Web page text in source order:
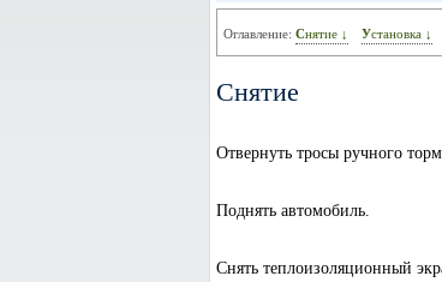
Оглавление: Снятие ↓ Установка ↓
Снятие
Отвернуть тросы ручного
Поднять автомобиль.
Снять теплоизоляционный